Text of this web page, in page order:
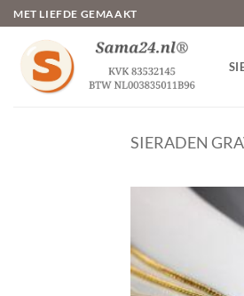
Ga
naar
inhoud
MET LIEFDE GEMAAKT
SIERADEN